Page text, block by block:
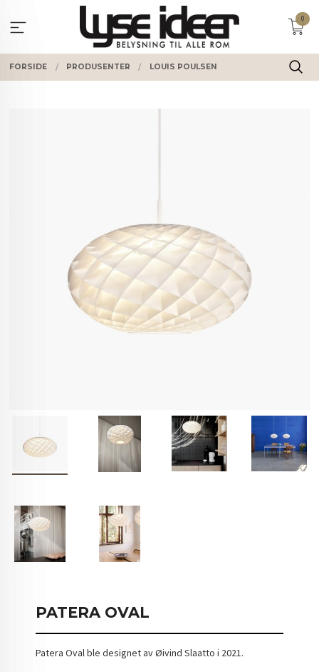
innholdet
0
FORSIDE PRODUSENTER LOUIS POULSEN
PATERA OVAL
Patera Oval ble designet av Øivind Slaatto i 2021.